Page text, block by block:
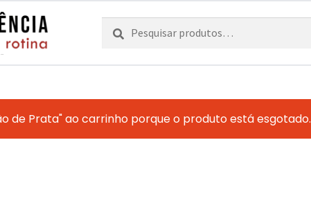
Pesquisar
por:
Pesquisa
de Prata" ao carrinho porque o produto está esgotado.